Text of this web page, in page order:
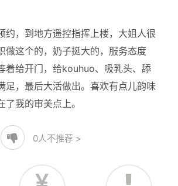
约，到地方遥控指挥上楼，大姐人很
做这个的，奶子挺大的，服务态度
着给开门，给kouhuo、吸乳头、舔
足，最后大活做出。喜欢有点儿韵味
我的审美点上。
0人不推荐 >